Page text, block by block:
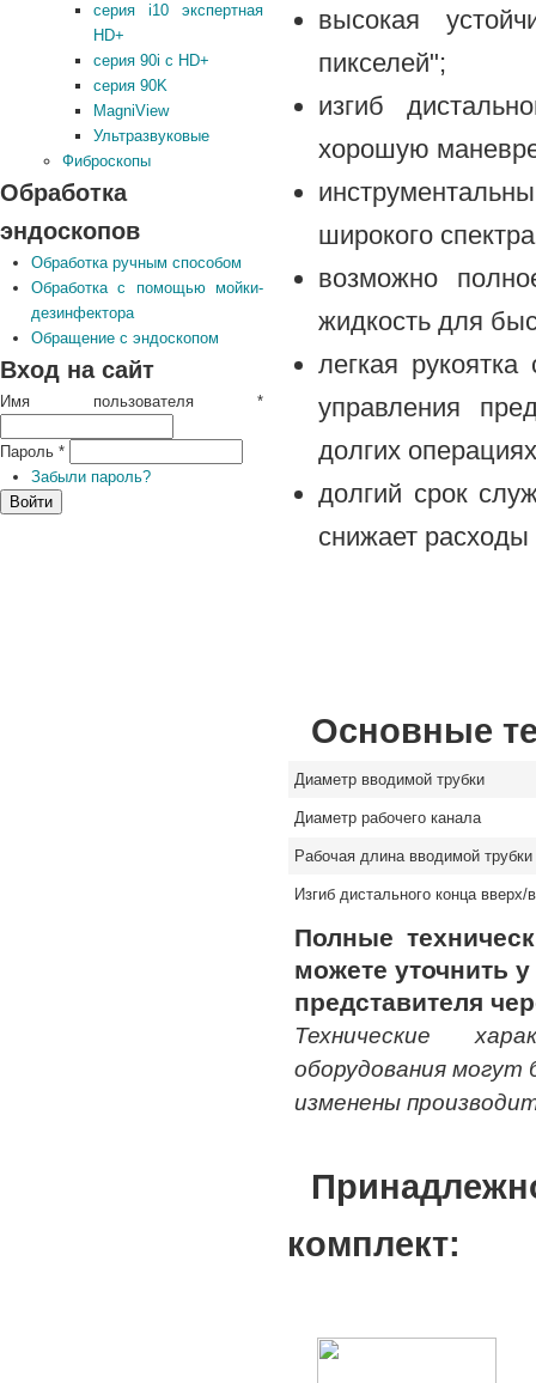
высокая
пикселей";
изгиб
хорошую
широкого
возможно
жидкость для
легкая
управления
долгих
долгий срок
снижает
Основные
Диаметр вводимой трубки
Диаметр рабочего канала
Рабочая длина вводимой трубки
Изгиб дистального конца вверх/
Полные
можете уточнить
представителя
Технические
оборудования могут
изменены
комплект:
серия i10 экспертная
HD+
серия 90i с HD+
серия 90K
MagniView
Ультразвуковые
Фиброскопы
Обработка
эндоскопов
Обработка ручным способом
Обработка с помощью мойки-
дезинфектора
Обращение с эндоскопом
Вход на сайт
Имя пользователя *
Пароль *
Забыли пароль?